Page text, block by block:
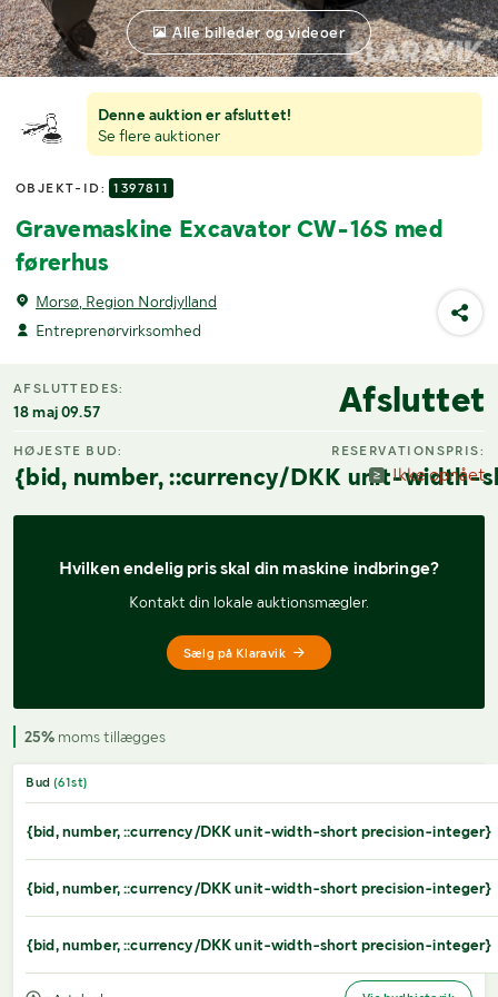
Denne auktion er afsluttet!
Se flere auktioner
OBJEKT-ID: 1397811
Gravemaskine Excavator CW-16S med
førerhus
Morsø, Region Nordjylland
Entreprenørvirksomhed
Alle billeder og videoer
AFSLUTTEDES:
18 maj 09.57 Afsluttet
HØJESTE BUD:
{bid, number, ::currency/DKK unit-width-
RESERVATIONSPRIS:
Ikke opnået
Hvilken endelig pris skal din maskine indbringe?
Kontakt din lokale auktionsmægler.
Sælg på Klaravik
25% moms tillægges
Bud (61st)
{bid, number, ::currency/DKK unit-width-short precision-integer}
{bid, number, ::currency/DKK unit-width-short precision-integer}
{bid, number, ::currency/DKK unit-width-short precision-integer}